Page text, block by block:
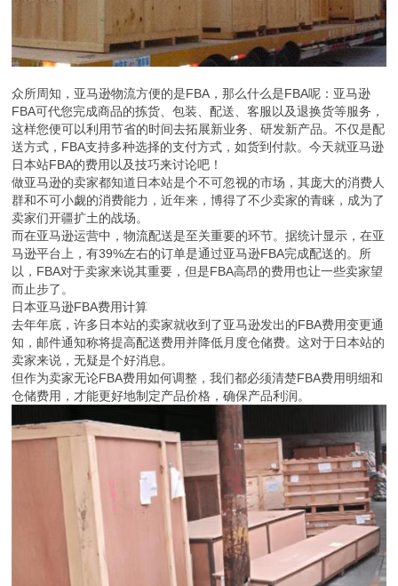
众所周知，亚马逊物流方便的是FBA，那么什么是FBA呢：亚马逊
FBA可代您完成商品的拣货、包装、配送、客服以及退换货等服务，
这样您便可以利用节省的时间去拓展新业务、研发新产品。不仅是配
送方式，FBA支持多种选择的支付方式，如货到付款。今天就亚马逊
日本站FBA的费用以及技巧来讨论吧！
做亚马逊的卖家都知道日本站是个不可忽视的市场，其庞大的消费人
群和不可小觑的消费能力，近年来，博得了不少卖家的青睐，成为了
卖家们开疆扩土的战场。
而在亚马逊运营中，物流配送是至关重要的环节。据统计显示，在亚
马逊平台上，有39%左右的订单是通过亚马逊FBA完成配送的。所
以，FBA对于卖家来说其重要，但是FBA高昂的费用也让一些卖家望
而止步了。
日本亚马逊FBA费用计算
去年年底，许多日本站的卖家就收到了亚马逊发出的FBA费用变更通
知，邮件通知称将提高配送费用并降低月度仓储费。这对于日本站的
卖家来说，无疑是个好消息。
但作为卖家无论FBA费用如何调整，我们都必须清楚FBA费用明细和
仓储费用，才能更好地制定产品价格，确保产品利润。